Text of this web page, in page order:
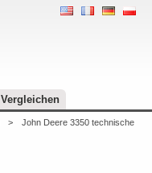
Vergleichen
>
John Deere 3350 technische